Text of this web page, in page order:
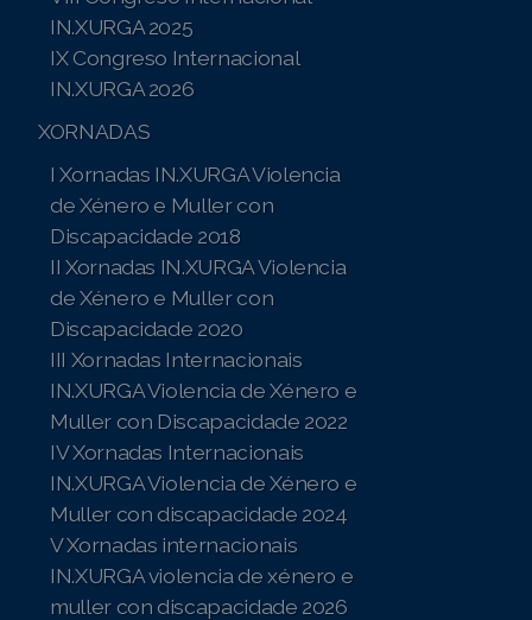
IN.XURGA 2025
IX Congreso Internacional
IN.XURGA 2026
XORNADAS
I Xornadas IN.XURGA Violencia
de Xénero e Muller con
Discapacidade 2018
II Xornadas IN.XURGA Violencia
de Xénero e Muller con
Discapacidade 2020
III Xornadas Internacionais
IN.XURGA Violencia de Xénero e
Muller con Discapacidade 2022
IV Xornadas Internacionais
IN.XURGA Violencia de Xénero e
Muller con discapacidade 2024
V Xornadas internacionais
IN.XURGA violencia de xénero e
muller con discapacidade 2026
Proxecto Observatorio da Terminoloxía
Proxecto Xustiza Con Apoio
Proxecto Amig@s da Lectura Fácil
Proxecto Muller en Harmonía
Proxecto Persoas Adultas Maiores Inclusiv@s
Campaña PON UN@ AVOGAD@ NA TÚA CURATELA
Campaña EXERCEDEMULLER
PARA TOD@S
Campaña PONTE EN EL LUGAR DE UNA PERSONA